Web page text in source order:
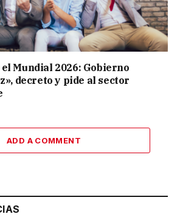
Mundial 2026: Gobierno
decreto y pide al sector
ADD A COMMENT